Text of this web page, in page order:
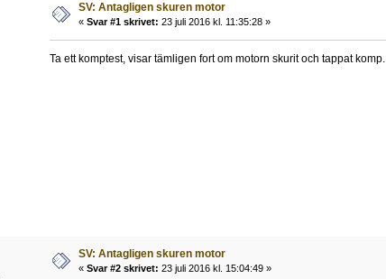
SV: Antagligen skuren motor
« Svar #1 skrivet: 23 juli 2016 kl. 11:35:28 »
Ta ett komptest, visar tämligen fort om motorn skurit och tappat komp.
SV: Antagligen skuren motor
« Svar #2 skrivet: 23 juli 2016 kl. 15:04:49 »